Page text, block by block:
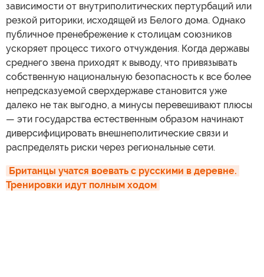
зависимости от внутриполитических пертурбаций или
резкой риторики, исходящей из Белого дома. Однако
публичное пренебрежение к столицам союзников
ускоряет процесс тихого отчуждения. Когда державы
среднего звена приходят к выводу, что привязывать
собственную национальную безопасность к все более
непредсказуемой сверхдержаве становится уже
далеко не так выгодно, а минусы перевешивают плюсы
— эти государства естественным образом начинают
диверсифицировать внешнеполитические связи и
распределять риски через региональные сети.
Британцы учатся воевать с русскими в деревне.
Тренировки идут полным ходом